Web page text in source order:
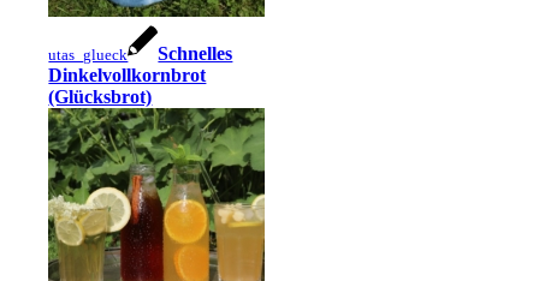
utas_glueck
Schnelles
Dinkelvollkornbrot
(Glücksbrot)